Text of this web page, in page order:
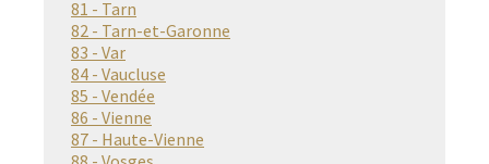
81 - Tarn
82 - Tarn-et-Garonne
83 - Var
84 - Vaucluse
85 - Vendée
86 - Vienne
87 - Haute-Vienne